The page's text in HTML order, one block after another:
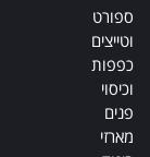
ספורט
וטייצים
כפפות
וכיסוי
פנים
מארזי